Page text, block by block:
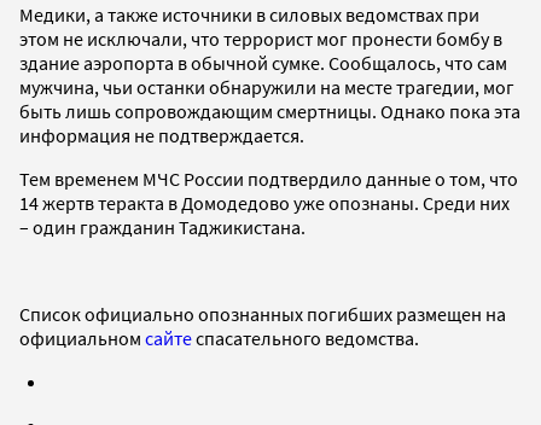
Медики, а также источники в силовых ведомствах при
этом не исключали, что террорист мог пронести бомбу в
здание аэропорта в обычной сумке. Сообщалось, что сам
мужчина, чьи останки обнаружили на месте трагедии, мог
быть лишь сопровождающим смертницы. Однако пока эта
информация не подтверждается.
Тем временем МЧС России подтвердило данные о том, что
14 жертв теракта в Домодедово уже опознаны. Среди них
– один гражданин Таджикистана.
Список официально опознанных погибших размещен на
официальном сайтеспасательного ведомства.